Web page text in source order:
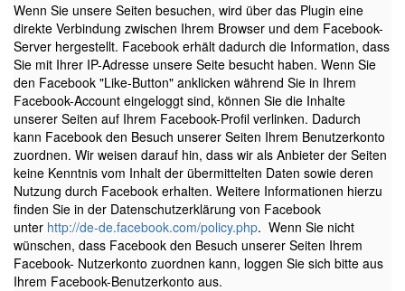
Wenn Sie unsere Seiten besuchen, wird über das Plugin eine
direkte Verbindung zwischen Ihrem Browser und dem Facebook-
Server hergestellt. Facebook erhält dadurch die Information, dass
Sie mit Ihrer IP-Adresse unsere Seite besucht haben. Wenn Sie
den Facebook "Like-Button" anklicken während Sie in Ihrem
Facebook-Account eingeloggt sind, können Sie die Inhalte
unserer Seiten auf Ihrem Facebook-Profil verlinken. Dadurch
kann Facebook den Besuch unserer Seiten Ihrem Benutzerkonto
zuordnen. Wir weisen darauf hin, dass wir als Anbieter der Seiten
keine Kenntnis vom Inhalt der übermittelten Daten sowie deren
Nutzung durch Facebook erhalten. Weitere Informationen hierzu
finden Sie in der Datenschutzerklärung von Facebook
unter http://de-de.facebook.com/policy.php. Wenn Sie nicht
wünschen, dass Facebook den Besuch unserer Seiten Ihrem
Facebook- Nutzerkonto zuordnen kann, loggen Sie sich bitte aus
Ihrem Facebook-Benutzerkonto aus.